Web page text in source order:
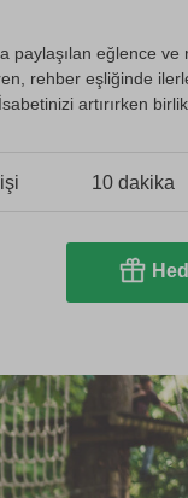
paylaşılan eğlence ve
rehber eşliğinde
artırırken
10 dakika